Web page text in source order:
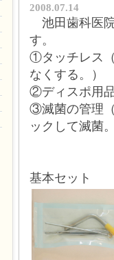
2008.07.14
池田歯科医
す。
①タッチレス
なくする。）
②ディスポ用
③滅菌の管理
ックして滅菌
基本セット